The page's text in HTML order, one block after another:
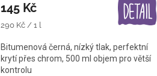
145 Kč
Měrná
290 Kč / 1 l
Bitumenová černá, nízký tlak, perfektní
krytí přes chrom, 500 ml objem pro větší
kontrolu